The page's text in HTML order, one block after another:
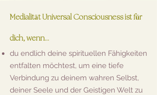
Medialität Universal Consciousness ist für
dich, wenn...
du endlich deine spirituellen Fähigkeiten
entfalten möchtest, um eine tiefe
Verbindung zu deinem wahren Selbst,
deiner Seele und der Geistigen Welt zu